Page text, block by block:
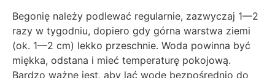
Begonię należy podlewać regularnie, zazwyczaj 1—2
razy w tygodniu, dopiero gdy górna warstwa ziemi
(ok. 1—2 cm) lekko przeschnie. Woda powinna być
miękka, odstana i mieć temperaturę pokojową.
Bardzo ważne jest, aby lać wodę bezpośrednio do